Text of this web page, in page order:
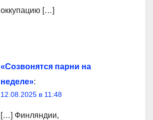
оккупацию […]
«Созвонятся парни на
неделе»:
12.08.2025 в 11:48
[…] Финляндии,